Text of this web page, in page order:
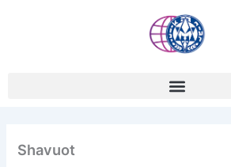
Shavuot